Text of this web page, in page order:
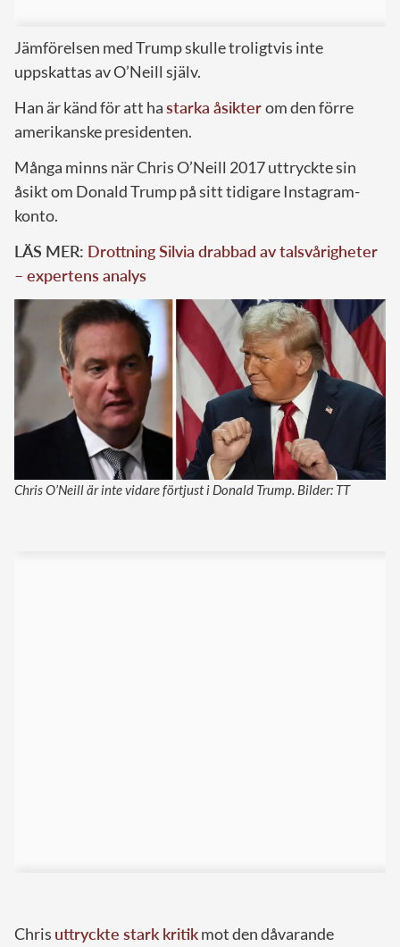
Jämförelsen med Trump skulle troligtvis inte
uppskattas av O’Neill själv.
Han är känd för att hastarka åsikterom den förre
amerikanske presidenten.
Många minns när Chris O’Neill 2017 uttryckte sin
åsikt om Donald Trump på sitt tidigare Instagram-
konto.
LÄS MER: Drottning Silvia drabbad av talsvårigheter
– expertens analys
Chris O’Neill är inte vidare förtjust i Donald Trump. Bilder: TT
Chris uttryckte stark kritikmot den dåvarande